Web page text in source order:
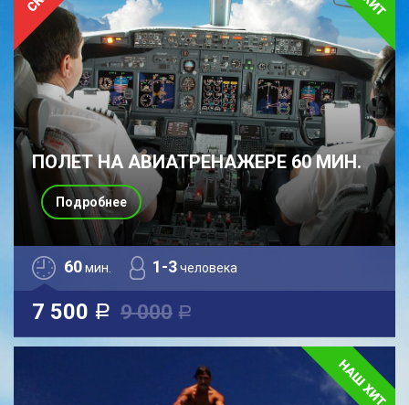
ПОЛЕТ НА АВИАТРЕНАЖЕРЕ 60 МИН.
60мин. 1-3человека
7 500 a 9 000 a
Подробнее